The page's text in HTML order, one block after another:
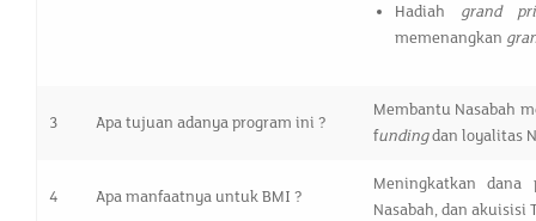
Hadiah grand
memenangkan
3 Apa tujuan adanya program ini ?
Membantu Nasabah
fundingdan loyalitas
4 Apa manfaatnya untuk BMI ?
Meningkatkan
Nasabah, dan akuisisi